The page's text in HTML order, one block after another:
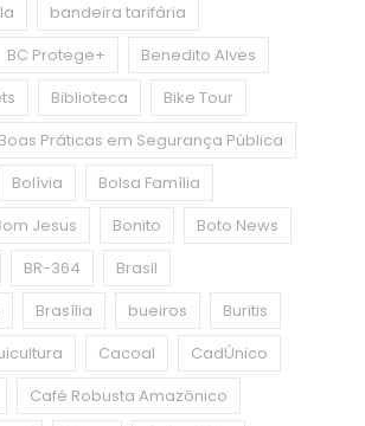
bandeira tarifária
BC Protege+
Benedito Alves
Biblioteca
Bike Tour
Boas Práticas em Segurança Pública
Bolívia
Bolsa Família
Jesus Bonito
Boto News
BR-364
Brasil
Brasília bueiros
Buritis
Cacoal
CadÚnico
Café Robusta Amazônico